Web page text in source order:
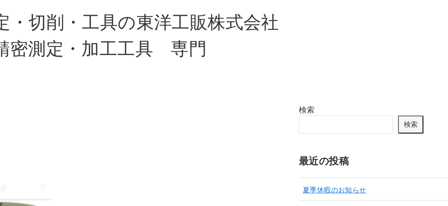
・切削・工具の東洋工販株式会社
密測定・加工工具 専門
検索
検索
最近の投稿
夏季休暇のお知らせ